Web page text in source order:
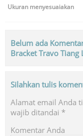
Ukuran menyesuaiakan
Belum ada
Bracket Travo Tiang
Silahkan tulis
Alamat email Anda
wajib ditandai *
Komentar Anda